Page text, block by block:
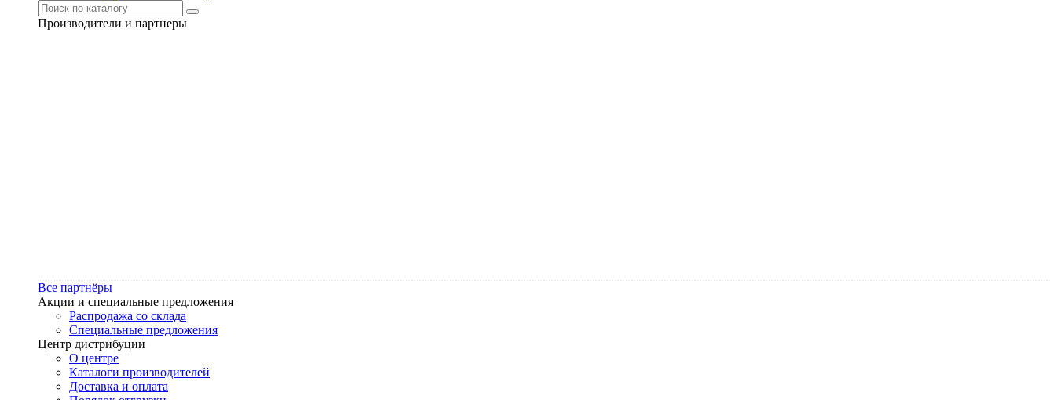
Производители и партнеры
Все партнёры
Акции и специальные предложения
Распродажа со склада
Специальные предложения
Центр дистрибуции
О центре
Каталоги производителей
Доставка и оплата